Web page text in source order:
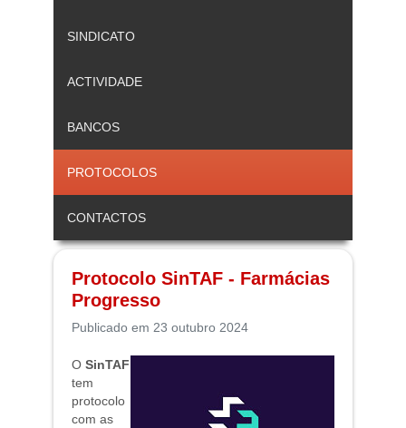
SINDICATO
ACTIVIDADE
BANCOS
PROTOCOLOS
CONTACTOS
Protocolo SinTAF - Farmácias
Progresso
Publicado em 23 outubro 2024
O SinTAF
tem
protocolo
com as